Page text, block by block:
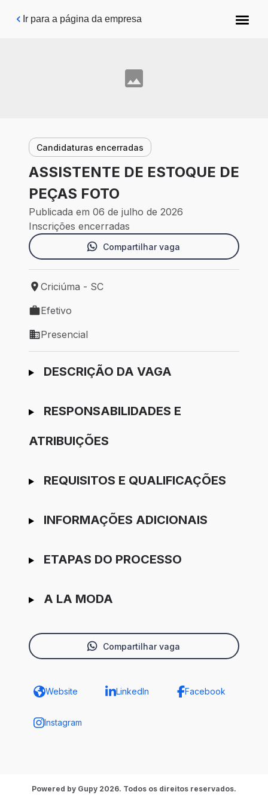
Pular para o conteúdo principal
Ir para a página da empresa
Candidaturas encerradas
ASSISTENTE DE ESTOQUE DE
PEÇAS FOTO
Publicada em 06 de julho de 2026
Inscrições encerradas
Compartilhar vaga
Local de trabalho: Criciúma - SC
Criciúma - SC
Tipo de vaga: Efetivo
Efetivo
Modelo de trabalho: Presencial
Presencial
Ir para candidatura
DESCRIÇÃO DA VAGA
RESPONSABILIDADES E
ATRIBUIÇÕES
REQUISITOS E QUALIFICAÇÕES
INFORMAÇÕES ADICIONAIS
ETAPAS DO PROCESSO
A LA MODA
Compartilhar vaga
Website LinkedIn Facebook
Instagram
Powered by Gupy 2026. Todos os direitos reservados.